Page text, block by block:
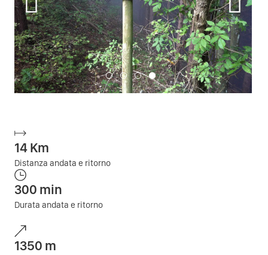
14Km
Distanza andata e ritorno
300 min
Durata andata e ritorno
1350 m